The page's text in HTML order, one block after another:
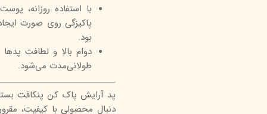
با استفاده روزانه،
پاکیزگی روی صورت
بود.
دوام بالا و لطافت
طولانی‌مدت می‌شود.
دنبال محصولی با کیفیت،